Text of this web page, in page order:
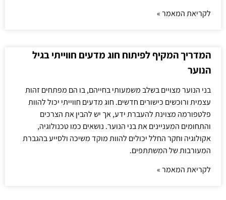
לקריאת המאמר »
המדריך המקיף לפיתוח חוג מדעים חווייתי בגיל
הנוער
בני הנוער מצויים בשלב משמעותי בחייהם, בו הם מפתחים זהות
עצמית ורוכשים כישורים חדשים. חוג מדעים חווייתי יכול להוות
פלטפורמה מצוינת להעברת ידע, אך יש להבין את הצרכים
והתחומים המעניינים את בני הנוער. נושאים כמו טכנולוגיה,
אקולוגיה וחקר החלל יכולים להוות מוקד משיכה ולסייע בהגברת
המעורבות של המשתתפים.
לקריאת המאמר »